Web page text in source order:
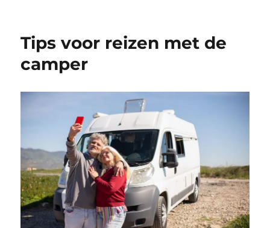
Tips voor reizen met de
camper